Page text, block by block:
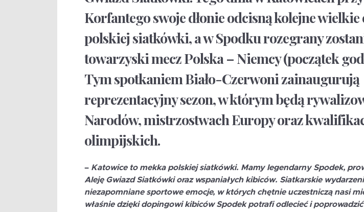
Korfantego swoje dłonie odcisną kolejne
polskiej siatkówki, a w Spodku rozegrany
towarzyski mecz Polska – Niemcy (początek
Tym spotkaniem Biało-Czerwoni zainaugurują
reprezentacyjny sezon, w którym będą
Narodów, mistrzostwach Europy oraz
olimpijskich.
– Katowice to mekka polskiej siatkówki. Mamy legendarny Spodek,
Aleję Gwiazd Siatkówki oraz wspaniałych kibiców. Siatkarskie
niezapomniane sportowe emocje, w których chętnie uczestniczą nasi
właśnie dzięki dopingowi kibiców Spodek potrafi odlecieć i